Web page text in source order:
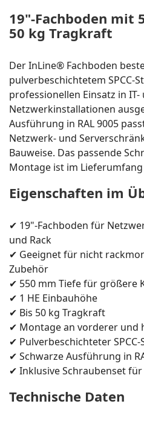
19"-Fachboden mit
50 kg Tragkraft
Der InLine® Fachboden
pulverbeschichtetem SPCC-
professionellen Einsatz in IT-
Netzwerkinstallationen
Ausführung in RAL 9005
Netzwerk- und
Bauweise. Das passende
Montage ist im
Eigenschaften im
✔ 19"-Fachboden für
und Rack
✔ Geeignet für nicht
Zubehör
✔ 550 mm Tiefe für größere
✔ 1 HE Einbauhöhe
✔ Bis 50 kg Tragkraft
✔ Montage an vorderer und
✔ Pulverbeschichteter SPCC-
✔ Schwarze Ausführung in
✔ Inklusive Schraubenset
Technische Daten